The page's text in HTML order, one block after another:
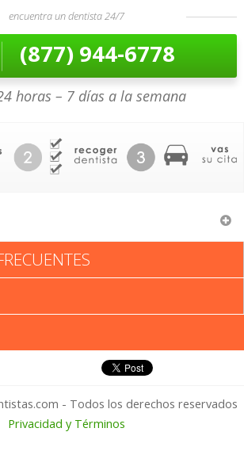
encuentra un dentista 24/7
(877) 944-6778
horas – 7 días a la semana
Califica tu
- Todos los derechos reservados
Privacidad y Términos